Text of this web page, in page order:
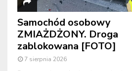
Samochód osobowy
ZMIAŻDŻONY. Droga
zablokowana [FOTO]
7 sierpnia 2026